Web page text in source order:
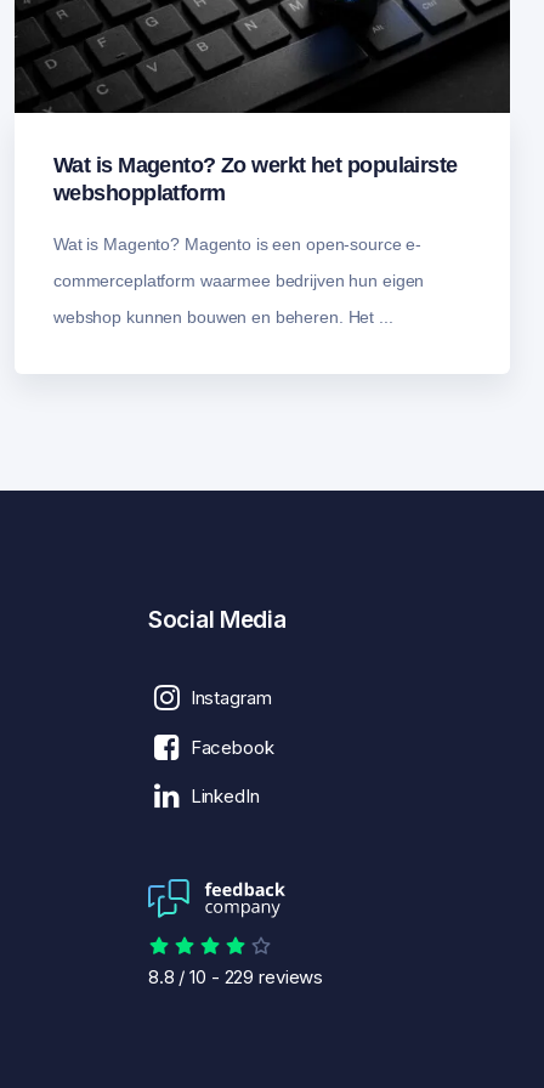
Wat is Magento? Zo werkt het populairste
webshopplatform
Wat is Magento? Magento is een open-source e-
commerceplatform waarmee bedrijven hun eigen
webshop kunnen bouwen en beheren. Het ...
Social Media
Instagram
Facebook
LinkedIn
8.8 /10 - 229 reviews